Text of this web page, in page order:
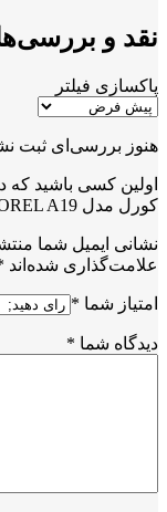
نقد و
پاکسازی فیلتر
هنوز بررسی‌ای ثبت
اولین کسی باشید
کورل مدل COOLPAD ICE COOREL A19”
نشانی ایمیل شما
علامت‌گذاری شده‌اند
امتیاز شما *
دیدگاه شما *